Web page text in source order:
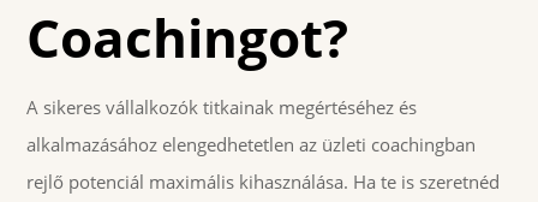
Coachingot?
A sikeres vállalkozók titkainak megértéséhez és
alkalmazásához elengedhetetlen az üzleti coachingban
rejlő potenciál maximális kihasználása. Ha te is szeretnéd